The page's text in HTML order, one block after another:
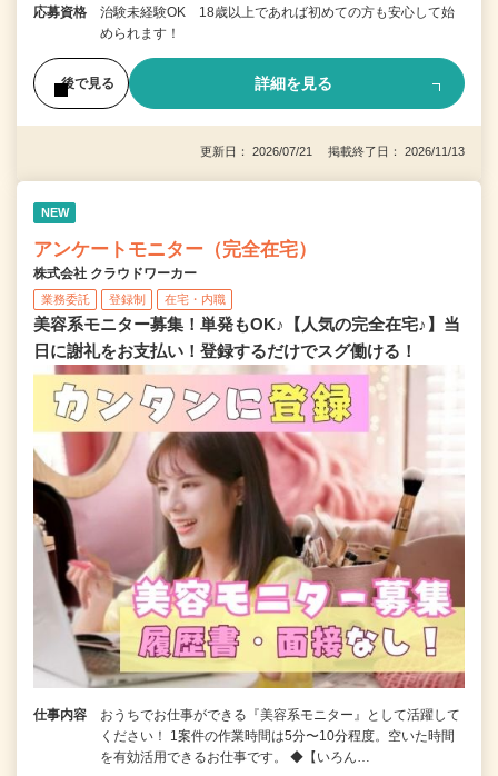
応募資格
治験未経験OK 18歳以上であれば初めての方も安心して始
められます！
後で見る 詳細を見る
更新日： 2026/07/21 掲載終了日： 2026/11/13
NEW
アンケートモニター（完全在宅）
株式会社 クラウドワーカー
業務委託 登録制 在宅・内職
美容系モニター募集！単発もOK♪【人気の完全在宅♪】当
日に謝礼をお支払い！登録するだけでスグ働ける！
仕事内容
おうちでお仕事ができる『美容系モニター』として活躍して
ください！ 1案件の作業時間は5分〜10分程度。空いた時間
を有効活用できるお仕事です。 ◆【いろん…